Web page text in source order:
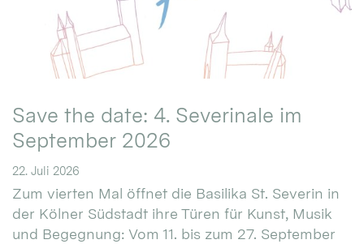
Save the date: 4. Severinale im
September 2026
22. Juli 2026
Zum vierten Mal öffnet die Basilika St. Severin in
der Kölner Südstadt ihre Türen für Kunst, Musik
und Begegnung: Vom 11. bis zum 27. September